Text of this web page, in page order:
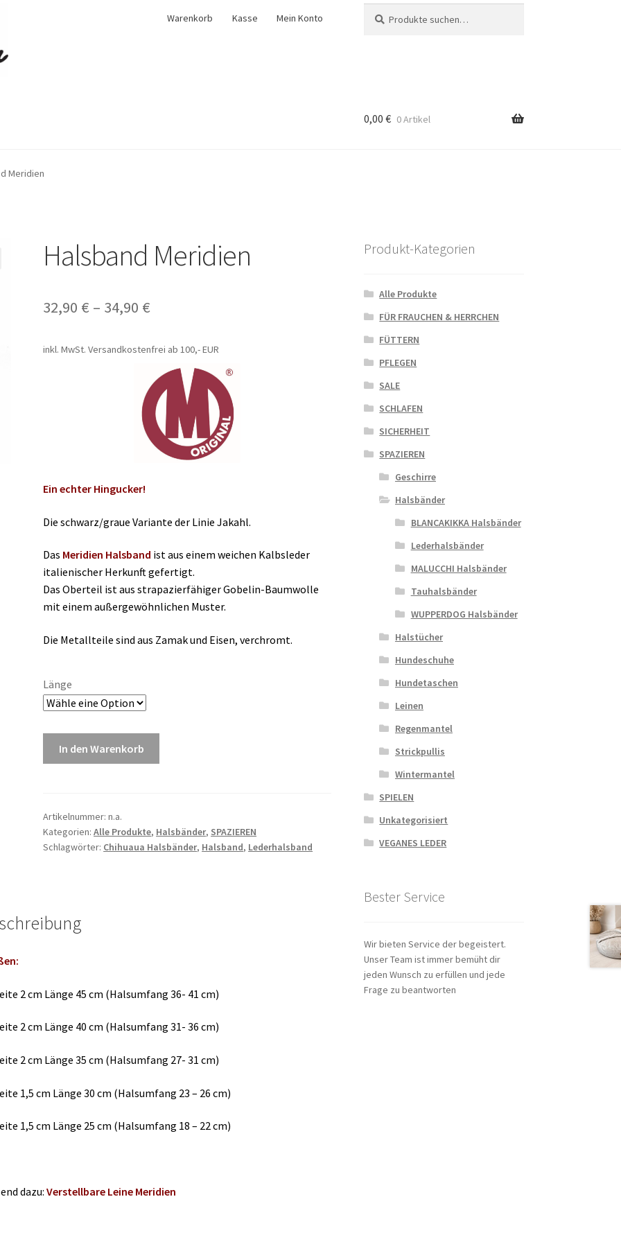
Warenkorb Kasse Mein Konto
nach:
0,00 € 0 Artikel
Meridien
Halsband Meridien
32,90 € – 34,90 €
inkl. MwSt. Versandkostenfrei ab 100,- EUR
Ein echter Hingucker!
Die schwarz/graue Variante der Linie Jakahl.
Das Meridien Halsband ist aus einem weichen Kalbsleder
italienischer Herkunft gefertigt.
Das Oberteil ist aus strapazierfähiger Gobelin-Baumwolle
mit einem außergewöhnlichen Muster.
Die Metallteile sind aus Zamakund Eisen, verchromt.
Länge
In den Warenkorb
Artikelnummer:n.a.
Kategorien:Alle Produkte, Halsbänder, SPAZIEREN
Schlagwörter: Chihuaua Halsbänder, Halsband, Lederhalsband
2 cm Länge 45 cm (Halsumfang 36- 41 cm)
2 cm Länge 40 cm (Halsumfang 31- 36 cm)
2 cm Länge 35 cm (Halsumfang 27- 31 cm)
1,5 cm Länge 30 cm (Halsumfang 23 – 26 cm)
1,5 cm Länge 25 cm (Halsumfang 18 – 22 cm)
dazu: Verstellbare Leine Meridien
Produkt-Kategorien
Alle Produkte
FÜR FRAUCHEN & HERRCHEN
FÜTTERN
PFLEGEN
SALE
SCHLAFEN
SICHERHEIT
SPAZIEREN
Geschirre
Halsbänder
BLANCAKIKKA Halsbänder
Lederhalsbänder
MALUCCHI Halsbänder
Tauhalsbänder
WUPPERDOG Halsbänder
Halstücher
Hundeschuhe
Hundetaschen
Leinen
Regenmantel
Strickpullis
Wintermantel
SPIELEN
Unkategorisiert
VEGANES LEDER
Bester Service
Wir bieten Service der begeistert.
Unser Team ist immer bemüht dir
jeden Wunsch zu erfüllen und jede
Frage zu beantworten